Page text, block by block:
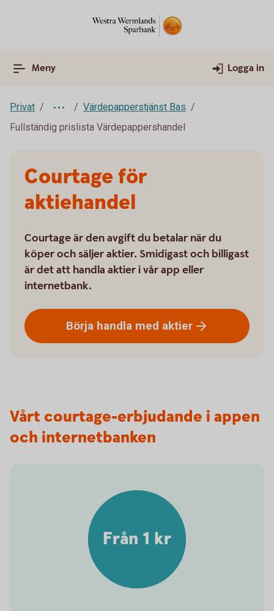
Meny Logga in
Privat
Värdepapperstjänst Bas
Fullständig prislista Värdepappershandel
Courtage för
aktiehandel
Courtage är den avgift du betalar när du
köper och säljer aktier. Smidigast och billigast
är det att handla aktier i vår app eller
internetbank.
Börja handla med aktier
Vårt courtage-erbjudande i appen
och internetbanken
Från 1 kr